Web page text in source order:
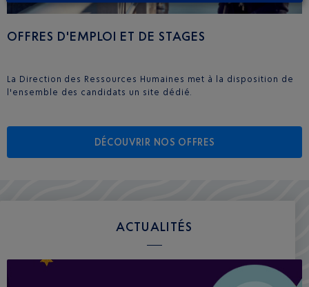
OFFRES D'EMPLOI ET DE STAGES
La Direction des Ressources Humaines met à la disposition de
l'ensemble des candidats un site dédié.
DÉCOUVRIR NOS OFFRES
ACTUALITÉS